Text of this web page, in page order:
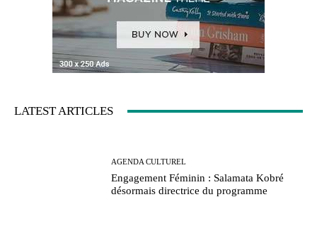
LATEST ARTICLES
AGENDA CULTUREL
Engagement Féminin : Salamata Kobré
désormais directrice du programme